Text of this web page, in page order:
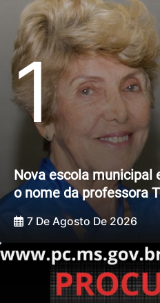
1
Nova escola municipal
o nome da professora
7 De Agosto De 2026